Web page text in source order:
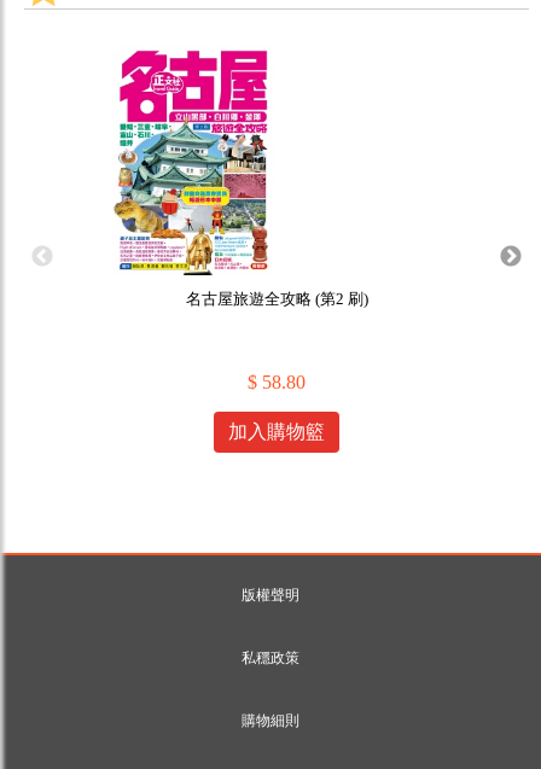
名古屋旅遊全攻略 (第2 刷)
$ 58.80
加入購物籃
版權聲明
私穩政策
購物細則